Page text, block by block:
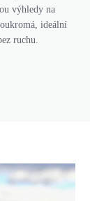
výhledy na
ideální
ruchu.